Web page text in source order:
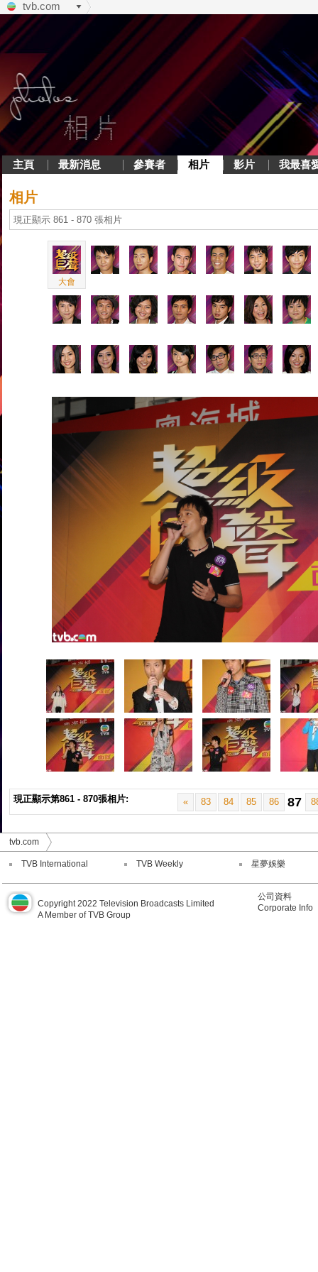
tvb.com
主頁 最新消息 參賽者 相片 影片 我最喜
相片
現正顯示 861 - 870 張相片
大會
現正顯示第861 - 870張相片: « 83 84 85 86 87
tvb.com
TVB International TVB Weekly 星夢娛樂
Copyright 2022 Television Broadcasts Limited
A Member of TVB Group
公司資料
Corporate Info